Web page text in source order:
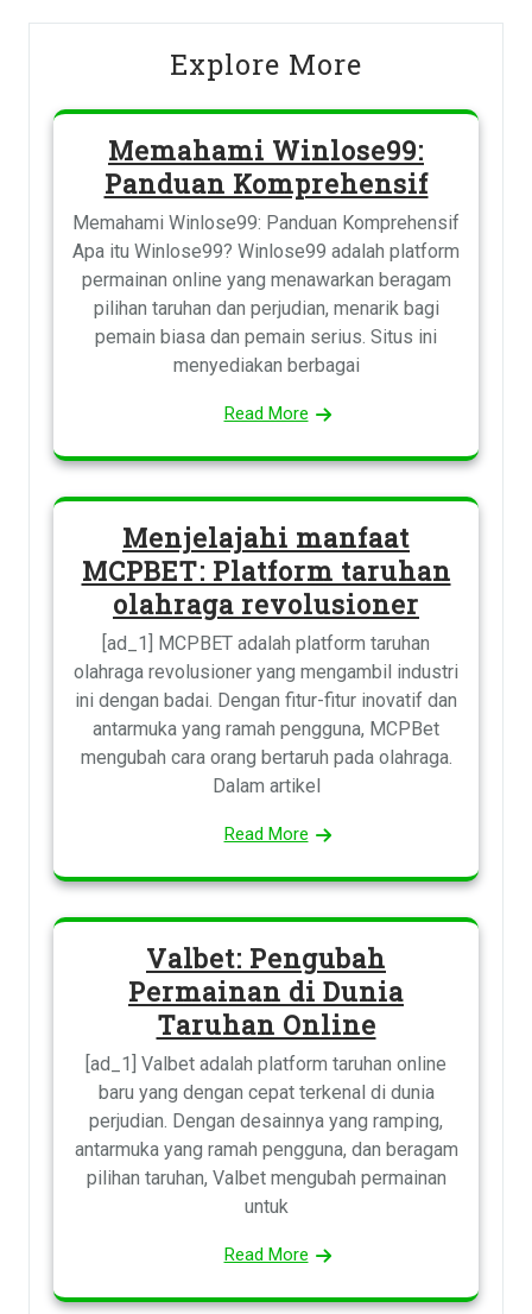
Explore More
Memahami Winlose99:
Panduan Komprehensif
Memahami Winlose99: Panduan Komprehensif
Apa itu Winlose99? Winlose99 adalah platform
permainan online yang menawarkan beragam
pilihan taruhan dan perjudian, menarik bagi
pemain biasa dan pemain serius. Situs ini
menyediakan berbagai
Read More
Menjelajahi manfaat
MCPBET: Platform taruhan
olahraga revolusioner
[ad_1] MCPBET adalah platform taruhan
olahraga revolusioner yang mengambil industri
ini dengan badai. Dengan fitur-fitur inovatif dan
antarmuka yang ramah pengguna, MCPBet
mengubah cara orang bertaruh pada olahraga.
Dalam artikel
Read More
Valbet: Pengubah
Permainan di Dunia
Taruhan Online
[ad_1] Valbet adalah platform taruhan online
baru yang dengan cepat terkenal di dunia
perjudian. Dengan desainnya yang ramping,
antarmuka yang ramah pengguna, dan beragam
pilihan taruhan, Valbet mengubah permainan
untuk
Read More